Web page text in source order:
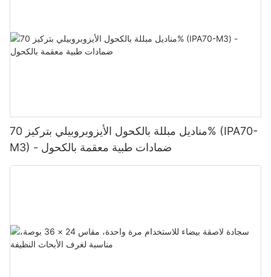
مناديل مبللة بالكحول الأيزوبروبيلي بتركيز 70% (IPA70-
M3) - ضمادات طبية معقمة بالكحول